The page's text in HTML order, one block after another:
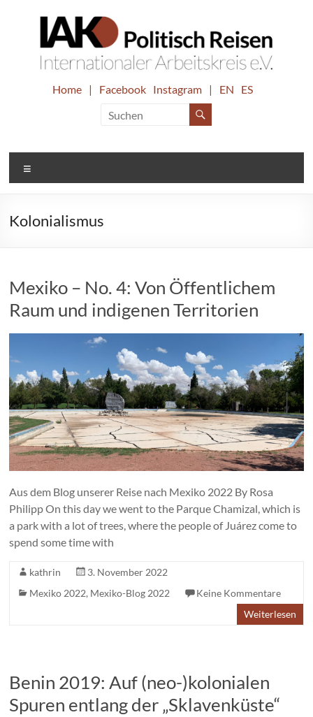
IAK.
Reisen
Internationaler
Home | Facebook Instagram | EN ES
Kolonialismus
Mexiko – No. 4: Von Öffentlichem
Raum und indigenen Territorien
Aus dem Blog unserer Reise nach Mexiko 2022 By Rosa
Philipp On this day we went to the Parque Chamizal, which is
a park with a lot of trees, where the people of Juárez come to
spend some time with
kathrin
3. November 2022
Mexiko 2022, Mexiko-Blog 2022
Keine Kommentare
Weiterlesen
Benin 2019: Auf (neo-)kolonialen
Spuren entlang der „Sklavenküste“